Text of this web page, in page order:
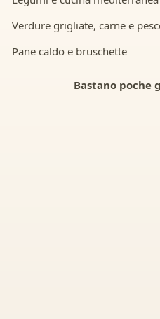
Verdure grigliate, carne e
Pane caldo e bruschette
Bastano poche